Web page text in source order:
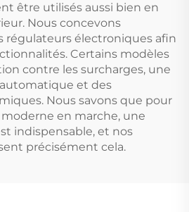
être utilisés aussi bien en
Nous concevons
électroniques afin
Certains modèles
contre les surcharges, une
et des
Nous savons que pour
en marche, une
indispensable, et nos
précisément cela.